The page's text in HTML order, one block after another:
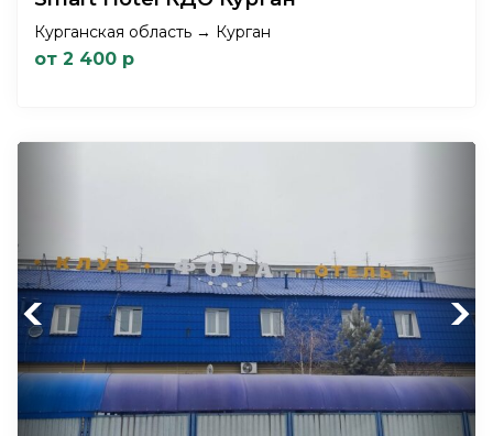
Курганская область → Курган
от 2 400 р
Previous Next